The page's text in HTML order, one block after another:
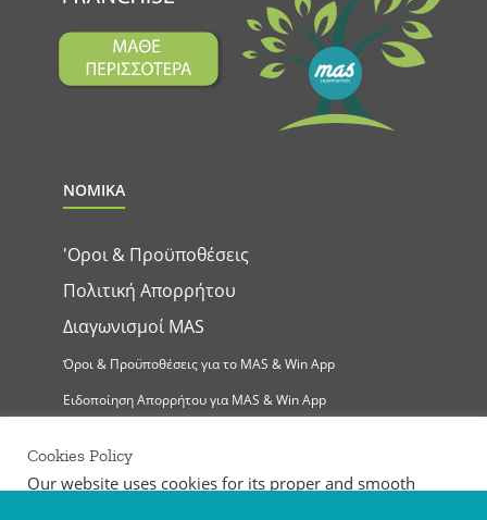
ΝΟΜΙΚΑ
'Οροι & Προϋποθέσεις
Πολιτική Απορρήτου
Διαγωνισμοί MAS
Όροι & Προϋποθέσεις για το MAS & Win App
Ειδοποίηση Απορρήτου για MAS & Win App
Cookies Policy
Our website uses cookies for its proper and smooth